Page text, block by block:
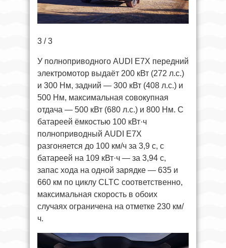
3 / 3
У полноприводного AUDI E7X передний
электромотор выдаёт 200 кВт (272 л.с.)
и 300 Нм, задний — 300 кВт (408 л.с.) и
500 Нм, максимальная совокупная
отдача — 500 кВт (680 л.с.) и 800 Нм. С
батареей ёмкостью 100 кВт·ч
полноприводный AUDI E7X
разгоняется до 100 км/ч за 3,9 с, с
батареей на 109 кВт·ч — за 3,94 с,
запас хода на одной зарядке — 635 и
660 км по циклу CLTC соответственно,
максимальная скорость в обоих
случаях ограничена на отметке 230 км/
ч.